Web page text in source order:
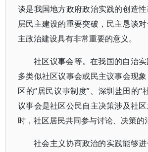
谈是我国地方政府政治实践的创造
层民主建设的重要突破，民主恳谈
主政治建设具有非常重要的意义。
社区议事会等。在我国的自治
多类似社区议事会或民主议事会现
区的“居民议事制度”、深圳盐田的“
议事会是社区公民自主决策涉及社
时，社区居民共同参与讨论、决策的
社会主义协商政治的实践能够